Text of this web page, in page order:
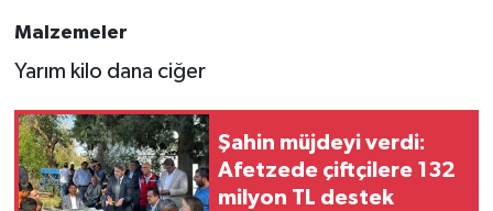
Malzemeler
Yarım kilo dana ciğer
Şahin müjdeyi verdi:
Afetzede çiftçilere 132
milyon TL destek